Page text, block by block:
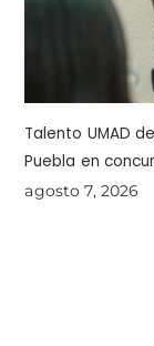
Talento UMAD
Puebla en
agosto 7, 2026